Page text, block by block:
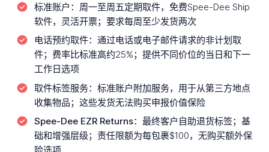
标准账户： 周一至周五定期取件，免费Spee-Dee Ship
软件，灵活开票；要求每周至少发货两次
电话预约取件： 通过电话或电子邮件请求的非计划取
件；费率比标准高约25%；提供不同价位的当日和下一
工作日选项
取件标签服务： 标准账户附加服务，用于从第三方地点
收集物品；这些发货无法购买申报价值保险
Spee-Dee EZR Returns： 最终客户自助退货标签；基
础和增强层级；责任限额为每包裹$100，无购买额外保